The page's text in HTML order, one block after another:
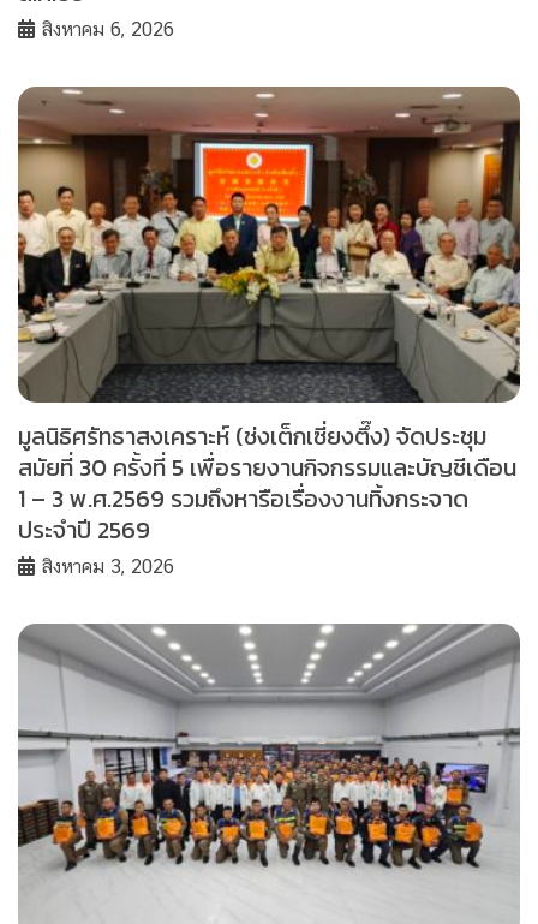
สิงหาคม 6, 2026
มูลนิธิศรัทธาสงเคราะห์ (ช่งเต็กเซี่ยงตึ๊ง) จัดประชุม
สมัยที่ 30 ครั้งที่ 5 เพื่อรายงานกิจกรรมและบัญชีเดือน
1 – 3 พ.ศ.2569 รวมถึงหารือเรื่องงานทิ้งกระจาด
ประจำปี 2569
สิงหาคม 3, 2026